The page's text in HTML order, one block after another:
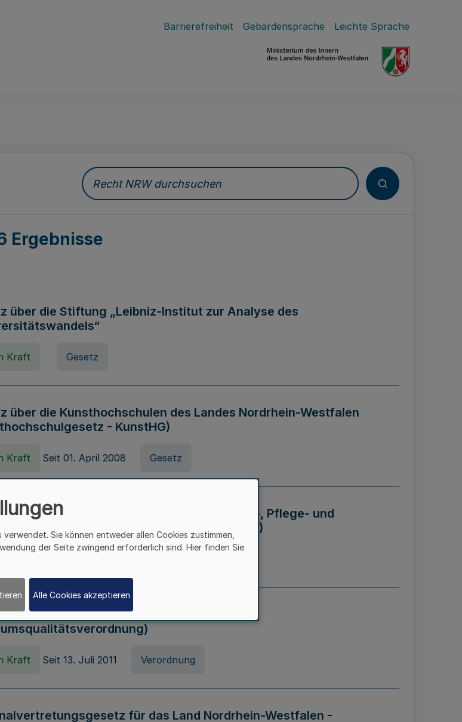
Barrierefreiheit Gebärdensprache Leichte Sprache
Recht NRW durchsuchen
Ergebnisse
über die Stiftung „Leibniz-Institut zur Analyse des
Kraft Gesetz
über die Kunsthochschulen des Landes Nordrhein-Westfalen
- KunstHG)
Kraft Seit 01. April 2008 Gesetz
über Beihilfen in Geburts-, Krankheits-, Pflege- und
(Beihilfenverordnung NRW - BVO NRW)
Kraft
zum Studiumsqualitätsgesetz
Kraft Seit 13. Juli 2011 Verordnung
für das Land Nordrhein-Westfalen -
Sie können entweder allen Cookies zustimmen,
der Seite zwingend erforderlich sind. Hier finden Sie
Alle Cookies akzeptieren